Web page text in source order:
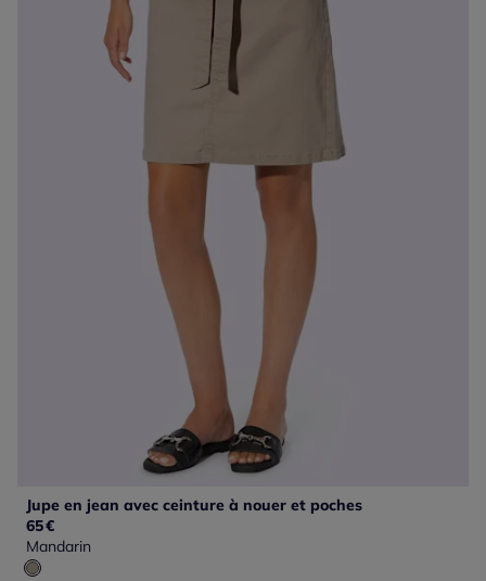
Jupe en jean avec ceinture à nouer et poches
65€
Mandarin